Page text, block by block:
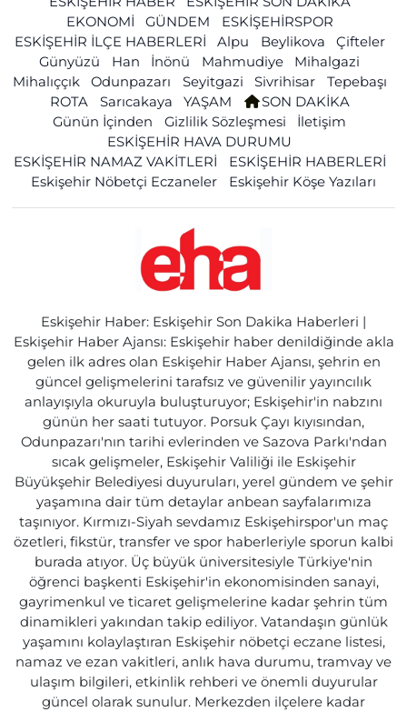
EKONOMİ
GÜNDEM
ESKİŞEHİRSPOR
ESKİŞEHİR İLÇE HABERLERİ
Alpu Beylikova
Çifteler
Günyüzü
Han İnönü Mahmudiye
Mihalgazi
Mihalıççık
Odunpazarı Seyitgazi Sivrihisar
Tepebaşı
ROTA
Sarıcakaya YAŞAM
SON DAKİKA
Günün İçinden
Gizlilik Sözleşmesi
İletişim
ESKİŞEHİR HAVA DURUMU
ESKİŞEHİR NAMAZ VAKİTLERİ
ESKİŞEHİR HABERLERİ
Eskişehir Nöbetçi Eczaneler
Eskişehir Köşe Yazıları
Eskişehir Haber: Eskişehir Son Dakika Haberleri |
Eskişehir Haber Ajansı: Eskişehir haber denildiğinde akla
gelen ilk adres olan Eskişehir Haber Ajansı, şehrin en
güncel gelişmelerini tarafsız ve güvenilir yayıncılık
anlayışıyla okuruyla buluşturuyor; Eskişehir'in nabzını
günün her saati tutuyor. Porsuk Çayı kıyısından,
Odunpazarı'nın tarihi evlerinden ve Sazova Parkı'ndan
sıcak gelişmeler, Eskişehir Valiliği ile Eskişehir
Büyükşehir Belediyesi duyuruları, yerel gündem ve şehir
yaşamına dair tüm detaylar anbean sayfalarımıza
taşınıyor. Kırmızı-Siyah sevdamız Eskişehirspor'un maç
özetleri, fikstür, transfer ve spor haberleriyle sporun kalbi
burada atıyor. Üç büyük üniversitesiyle Türkiye'nin
öğrenci başkenti Eskişehir'in ekonomisinden sanayi,
gayrimenkul ve ticaret gelişmelerine kadar şehrin tüm
dinamikleri yakından takip ediliyor. Vatandaşın günlük
yaşamını kolaylaştıran Eskişehir nöbetçi eczane listesi,
namaz ve ezan vakitleri, anlık hava durumu, tramvay ve
ulaşım bilgileri, etkinlik rehberi ve önemli duyurular
güncel olarak sunulur. Merkezden ilçelere kadar